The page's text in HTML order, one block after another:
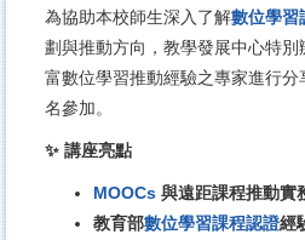
為協助本校師生深入了解數位學習
劃與推動方向，教學發展中心特
富數位學習推動經驗之專家進行
名參加。
✨ 講座亮點
MOOCs 與遠距課程推動實
教育部數位學習課程認證經